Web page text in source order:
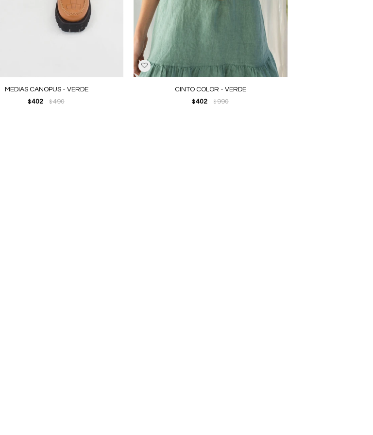
MEDIAS CANOPUS - VERDE
$402 $490
CINTO COLOR - VERDE
$ 402 $990